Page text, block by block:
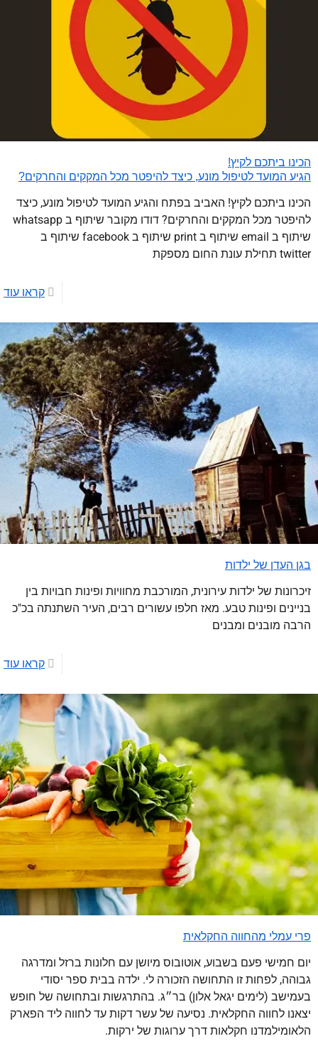
הכינו ביתכם לקיץ!
הגיע המועד לטיפול מונע, כיצד להיפטר מכל המקקים והחרקים?
הכינו ביתכם לקיץ! האביב בפתח והגיע המועד לטיפול מונע, כיצד
להיפטר מכל המקקים והחרקים? דודו מקובר שיתוף ב whatsapp
שיתוף ב email שיתוף ב print שיתוף ב facebook שיתוף ב
twitter תחילת עונת החום מספקת
קראו עוד
בגן העדן של ילדות
זיכרונות של ילדות עירונית, המורכבת מחוויות ופינות חבויות בין
בניינים ופינות טבע. מאז חלפו עשורים רבים, העיר השתנתה בכ"כ
הרבה מובנים ומבנים
קראו עוד
פרי עמלי מהחווה החקלאית
יום חמישי פעם בשבוע, אוטובוס מיושן עם חלונות ברזל ומדרגה
גבוהה, לפחות זו התחושה הזכורה לי. ילדה בבית ספר יסודי
בעמישב (לימים יגאל אלון) בר״ג. בהתרגשות ובתחושה של חופש
יצאנו לחווה החקלאית. נסיעה של עשר דקות עד לחווה ליד הפארק
הלאומילמדנו חקלאות דרך ערוגות של ירקות.